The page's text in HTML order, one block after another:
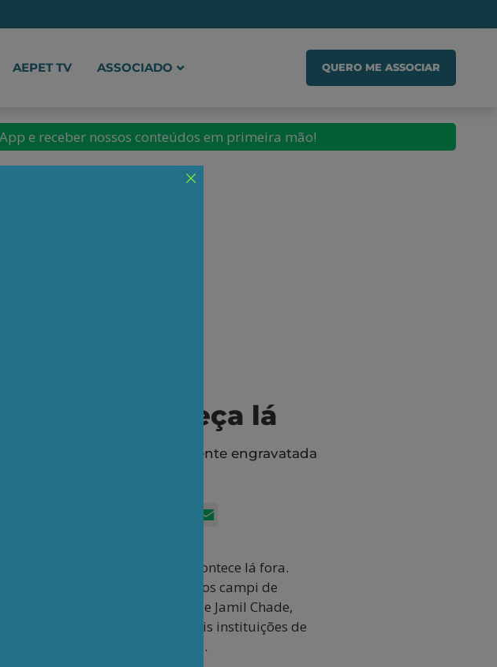
AEPET TV ASSOCIADO QUERO ME ASSOCIAR
e receber nossos conteúdos em primeira mão!
começa lá
dos Bandeirantes, é gente engravatada
FacebookLinkedIn
não acontece no Brasil. Acontece lá fora.
radioativo que se alastra pelos campi de
Leio numa reportagem de Jamil Chade,
45 das mais respeitáveis instituições de
a de Utah e a de Cornell.